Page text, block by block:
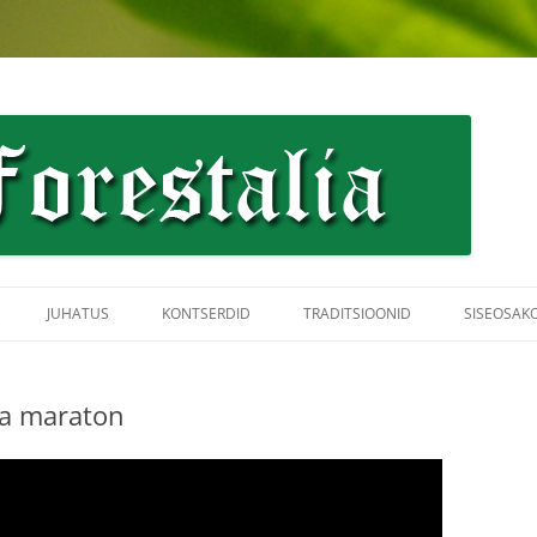
JUHATUS KONTSERDID TRADITSIOONID
maraton